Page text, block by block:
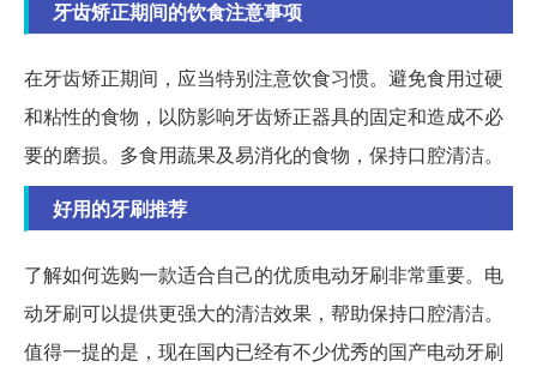
牙齿矫正期间的饮食注意事项
在牙齿矫正期间，应当特别注意饮食习惯。避免食用过硬
和粘性的食物，以防影响牙齿矫正器具的固定和造成不必
要的磨损。多食用蔬果及易消化的食物，保持口腔清洁。
好用的牙刷推荐
了解如何选购一款适合自己的优质电动牙刷非常重要。电
动牙刷可以提供更强大的清洁效果，帮助保持口腔清洁。
值得一提的是，现在国内已经有不少优秀的国产电动牙刷